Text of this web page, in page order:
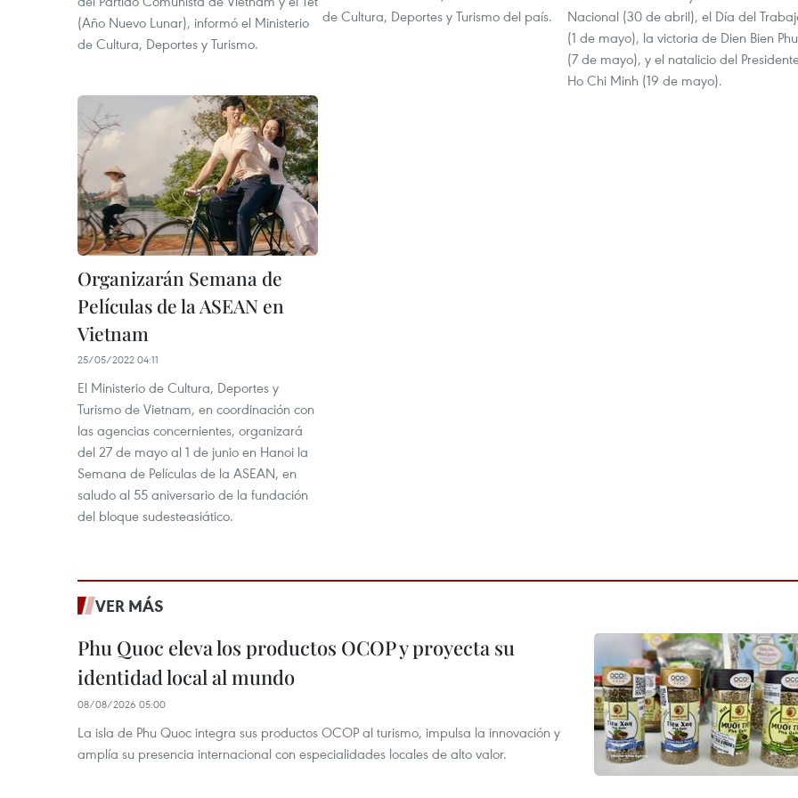
(Año Nuevo Lunar), informó el Ministerio
de Cultura, Deportes y Turismo.
de Cultura, Deportes y Turismo del país.
Nacional (30 de abril), el Día del
(1 de mayo), la victoria de Dien Bien Phu
(7 de mayo), y el natalicio del
Ho Chi Minh (19 de mayo).
Organizarán Semana de
Películas de la ASEAN en
Vietnam
25/05/2022 04:11
El Ministerio de Cultura, Deportes y
Turismo de Vietnam, en coordinación con
las agencias concernientes, organizará
del 27 de mayo al 1 de junio en Hanoi la
Semana de Películas de la ASEAN, en
saludo al 55 aniversario de la fundación
del bloque sudesteasiático.
VER MÁS
Phu Quoc eleva los productos OCOP y proyecta su
identidad local al mundo
08/08/2026 05:00
La isla de Phu Quoc integra sus productos OCOP al turismo, impulsa la innovación y
amplía su presencia internacional con especialidades locales de alto valor.